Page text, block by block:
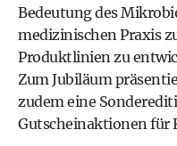
Bedeutung des
medizinischen Praxis
Produktlinien zu
Zum Jubiläum
zudem eine
Gutscheinaktionen für